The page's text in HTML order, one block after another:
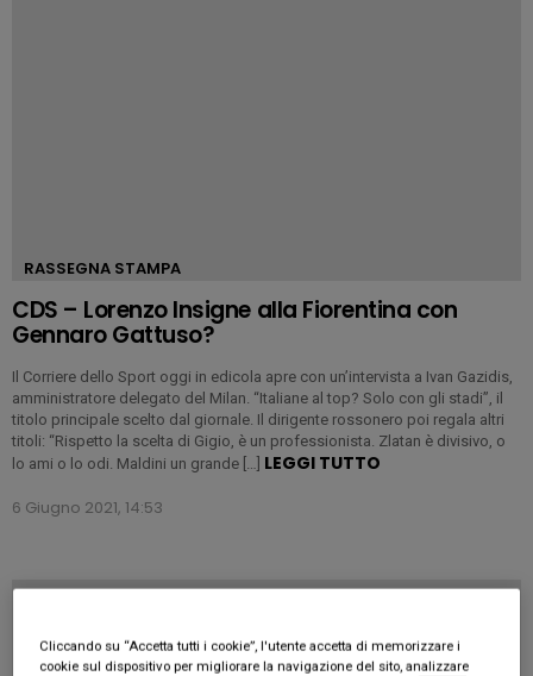
RASSEGNA STAMPA
CDS – Lorenzo Insigne alla Fiorentina con
Gennaro Gattuso?
Il Corriere dello Sport oggi in edicola apre con un’intervista a Ivan Gazidis,
amministratore delegato del Milan. “Italiane al top? Solo con gli stadi”, il
titolo principale scelto dal giornale. Il dirigente rossonero poi regala altri
titoli: “Rispetto la scelta di Gigio, è un professionista. Zlatan è divisivo, o
lo ami o lo odi. Maldini un grande […] LEGGI TUTTO
6 Giugno 2021, 14:53
Cliccando su “Accetta tutti i cookie”, l'utente accetta di memorizzare i
cookie sul dispositivo per migliorare la navigazione del sito, analizzare